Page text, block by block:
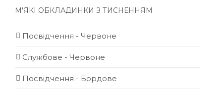
М'ЯКІ ОБКЛАДИНКИ З ТИСНЕННЯМ
Посвідчення - Червоне
Службове - Червоне
Посвідчення - Бордове